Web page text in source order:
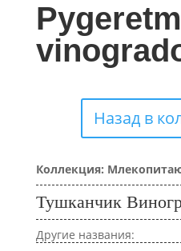
Назад в
Коллекция:
Тушканчик
Другие названия: